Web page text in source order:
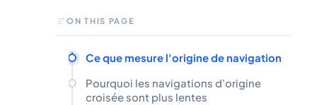
ON THIS PAGE
Ce que mesure l'origine de navigation
Pourquoi les navigations d'origine
croisée sont plus lentes